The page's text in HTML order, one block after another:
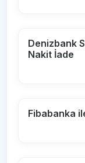
Denizbank
Nakit İade
Fibabanka